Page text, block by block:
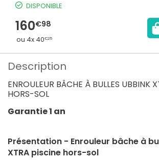
DISPONIBLE
160€98
ou 4x 40€25
Description
ENROULEUR BÂCHE À BULLES UBBINK
HORS-SOL
Garantie 1 an
Présentation - Enrouleur bâche à
XTRA piscine hors-sol